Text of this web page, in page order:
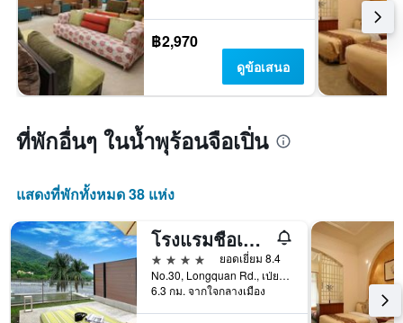
฿2,970
ดูข้อเสนอ
ที่พักอื่นๆ ในน้ำพุร้อนจือเปิ่น
แสดงที่พักทั้งหมด 38 แห่ง
โรงแรมชือเพิน เซ็นจูรี่
4 ดาว
ยอดเยี่ยม 8.4
No.30, Longquan Rd., เป่ยหนาน, ไต้หวัน
6.3 กม. จากใจกลางเมือง